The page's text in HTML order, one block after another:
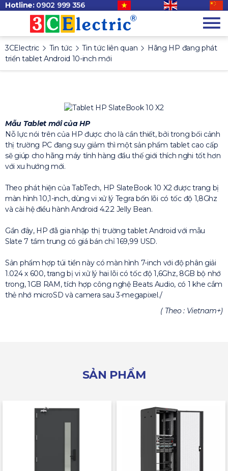
Hotline: 0902 999 356
3CElectric Tin tức Tin tức liên quan
Hãng HP đang phát
triển tablet Android 10-inch mới
Mẫu Tablet mới của HP
Nỗ lực nói trên của HP được cho là cần thiết, bởi trong bối cảnh
thị trường PC đang suy giảm thì một sản phẩm tablet cao cấp
sẽ giúp cho hãng máy tính hàng đầu thế giới thích nghi tốt hơn
với xu hướng mới.
Theo phát hiện của TabTech, HP SlateBook 10 X2 được trang bị
màn hình 10,1-inch, dùng vi xử lý Tegra bốn lõi có tốc độ 1,8Ghz
và cài hệ điều hành Android 4.2.2 Jelly Bean.
Gần đây, HP đã gia nhập thị trường tablet Android với mẫu
Slate 7 tầm trung có giá bán chỉ 169,99 USD.
Sản phẩm hợp túi tiền này có màn hình 7-inch với độ phân giải
1.024 x 600, trang bị vi xử lý hai lõi có tốc độ 1,6Ghz, 8GB bộ nhớ
trong, 1GB RAM, tích hợp công nghệ Beats Audio, có 1 khe cắm
thẻ nhớ microSD và camera sau 3-megapixel./
( Theo : Vietnam+)
SẢN PHẨM